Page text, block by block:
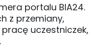
portalu BIA24.
z przemiany,
uczestniczek,